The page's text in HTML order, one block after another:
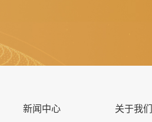
新闻中心 关于我们